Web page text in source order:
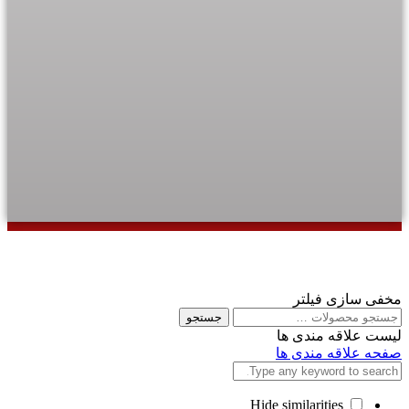
مخفی سازی فیلتر
جستجو
لیست علاقه مندی ها
صفحه علاقه مندی ها